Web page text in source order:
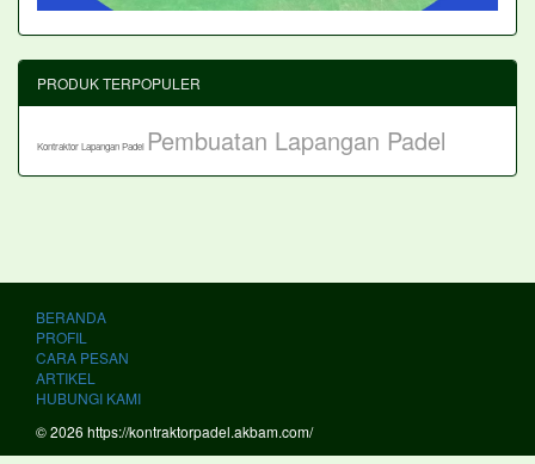
PRODUK TERPOPULER
Kontraktor Lapangan Padel Pembuatan Lapangan Padel
BERANDA
PROFIL
CARA PESAN
ARTIKEL
HUBUNGI KAMI
© 2026 https://kontraktorpadel.akbam.com/